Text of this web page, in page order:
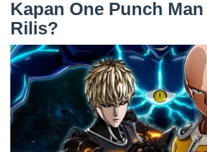
Kapan One Punch
Rilis?